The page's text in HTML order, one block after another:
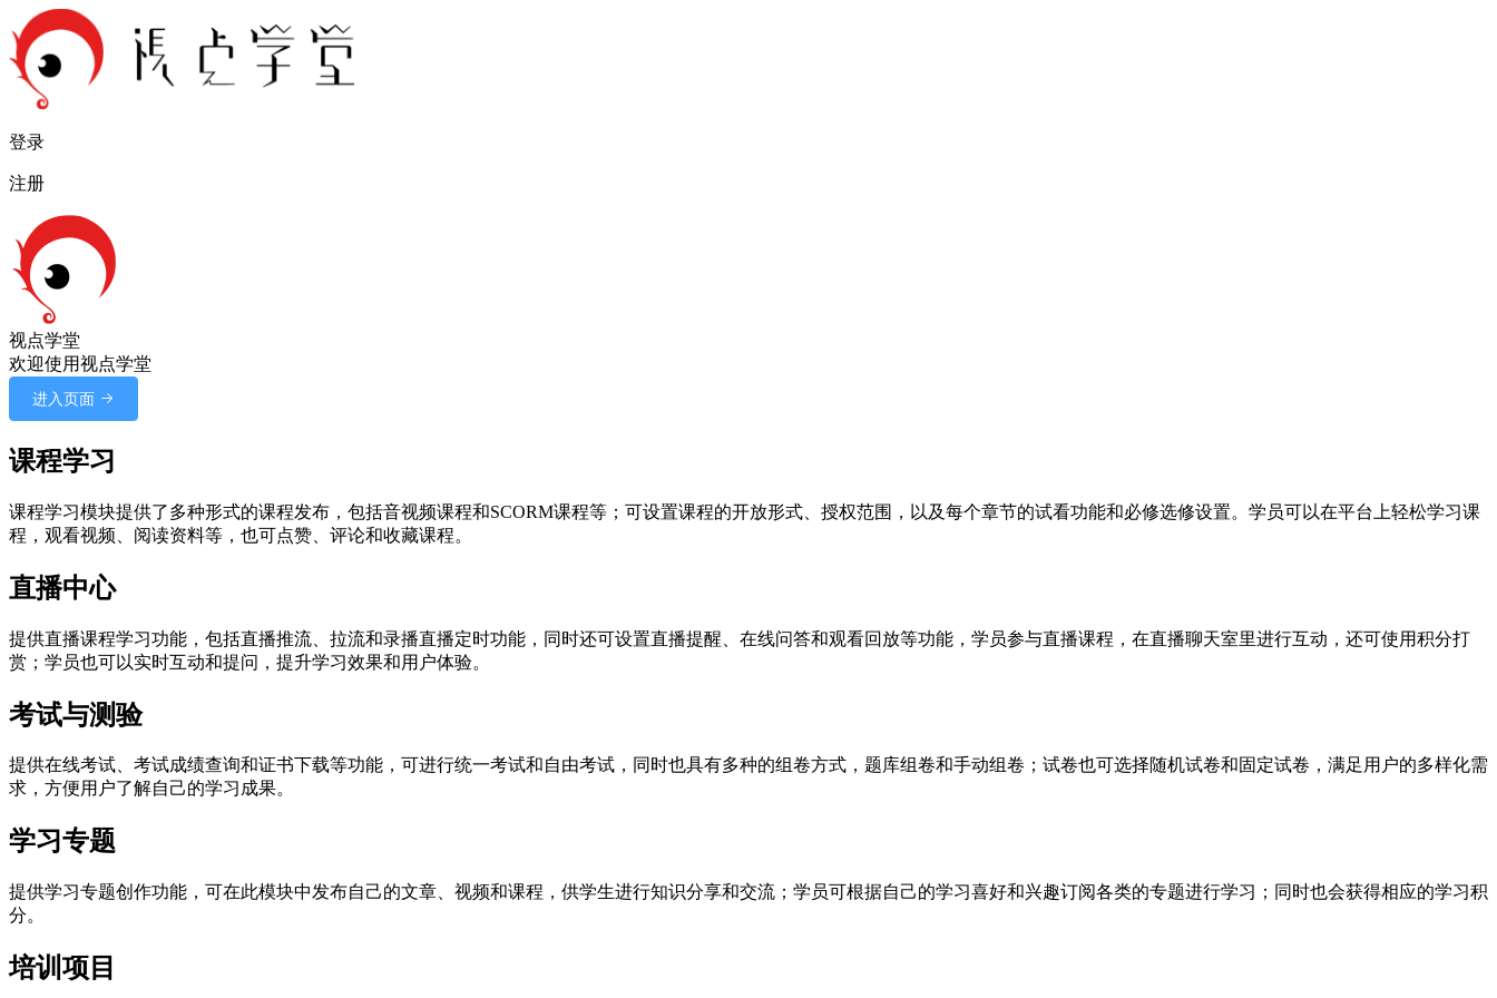
登录
注册
视点学堂
欢迎使用视点学堂
进入页面
课程学习
课程学习模块提供了多种形式的课程发布，包括音视频课程和SCORM课程等；可设置课程的开放形式、授权范围，以及每个章节的试看功能和必修选修设置。学员可以在平台上轻松学习课
程，观看视频、阅读资料等，也可点赞、评论和收藏课程。
直播中心
提供直播课程学习功能，包括直播推流、拉流和录播直播定时功能，同时还可设置直播提醒、在线问答和观看回放等功能，学员参与直播课程，在直播聊天室里进行互动，还可使用积分打
赏；学员也可以实时互动和提问，提升学习效果和用户体验。
考试与测验
提供在线考试、考试成绩查询和证书下载等功能，可进行统一考试和自由考试，同时也具有多种的组卷方式，题库组卷和手动组卷；试卷也可选择随机试卷和固定试卷，满足用户的多样化需
求，方便用户了解自己的学习成果。
学习专题
提供学习专题创作功能，可在此模块中发布自己的文章、视频和课程，供学生进行知识分享和交流；学员可根据自己的学习喜好和兴趣订阅各类的专题进行学习；同时也会获得相应的学习积
分。
培训项目